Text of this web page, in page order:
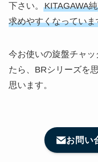
下さい。 KITAGAWA
求めやすくなっていま
今お使いの旋盤チャ
たら、BRシリーズを
思います。
お問い